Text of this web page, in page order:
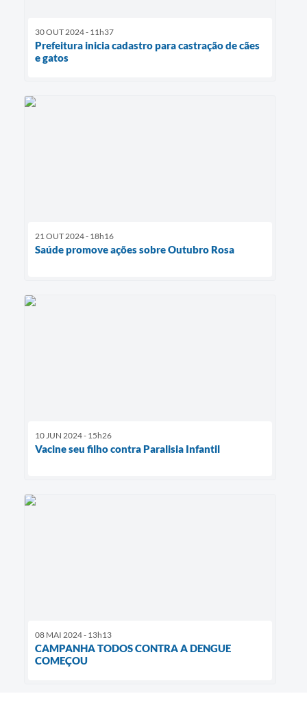
30 OUT 2024 - 11h37
Prefeitura inicia cadastro para castração de cães
e gatos
21 OUT 2024 - 18h16
Saúde promove ações sobre Outubro Rosa
10 JUN 2024 - 15h26
Vacine seu filho contra Paralisia Infantil
08 MAI 2024 - 13h13
CAMPANHA TODOS CONTRA A DENGUE
COMEÇOU